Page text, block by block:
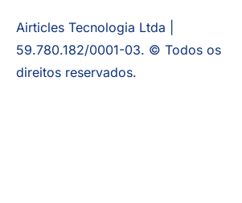
Airticles Tecnologia Ltda |
59.780.182/0001-03. © Todos os
direitos reservados.